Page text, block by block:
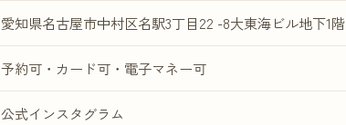
愛知県名古屋市中村区名駅3丁目22 -8大東海ビル地下1階
予約可・カード可・電子マネー可
公式インスタグラム